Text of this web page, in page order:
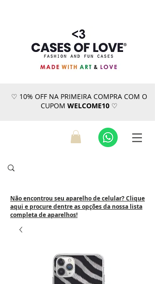
♡ 10% OFF NA PRIMEIRA COMPRA COM O
CUPOM WELCOME10♡
Não encontrou seu aparelho de celular? Clique
aqui e procure dentre as opções da nossa lista
completa de aparelhos!